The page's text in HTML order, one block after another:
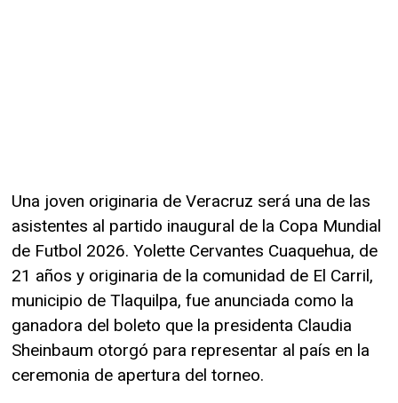
Una joven originaria de Veracruz será una de las
asistentes al partido inaugural de la Copa Mundial
de Futbol 2026. Yolette Cervantes Cuaquehua, de
21 años y originaria de la comunidad de El Carril,
municipio de Tlaquilpa, fue anunciada como la
ganadora del boleto que la presidenta Claudia
Sheinbaum otorgó para representar al país en la
ceremonia de apertura del torneo.